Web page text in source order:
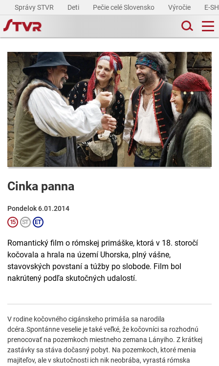
Správy STVR Deti Pečie celé Slovensko Výročie E-
Cinka panna
Pondelok 6.01.2014
Romantický film o rómskej primáške, ktorá v 18. storočí
kočovala a hrala na území Uhorska, plný vášne,
stavovských povstaní a túžby po slobode. Film bol
nakrútený podľa skutočných udalostí.
V rodine kočovného cigánskeho primáša sa narodila
dcéra.Spontánne veselie je také veľké, že kočovníci sa rozhodnú
prenocovať na pozemkoch miestneho zemana Lányiho. Z krátkej
zastávky sa stáva dočasný pobyt. Na pozemkoch, ktoré menia
majiteľov, ale v skutočnosti ich nik neobrába, vyrastá rómska